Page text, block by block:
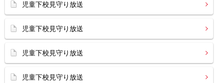
児童下校見守り放送
児童下校見守り放送
児童下校見守り放送
児童下校見守り放送